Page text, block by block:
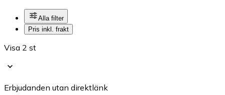
Alla filter
Pris inkl. frakt
Visa 2 st
Erbjudanden utan direktlänk